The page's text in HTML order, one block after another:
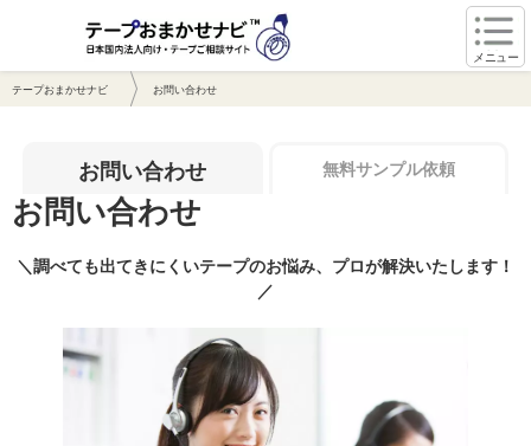
メニュー
テープおまかせナビ お問い合わせ
お問い合わせ 無料サンプル依頼
お問い合わせ
＼調べても出てきにくいテープのお悩み、プロが解決いたします！
／